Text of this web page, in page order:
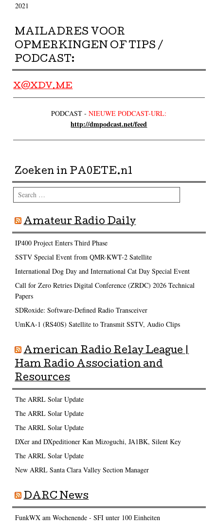
2021
MAILADRES VOOR
OPMERKINGEN OF TIPS /
PODCAST:
X@XDV.ME
PODCAST -NIEUWE PODCAST-URL:
http://dmpodcast.net/feed
Zoeken in PA0ETE.nl
Search
Amateur Radio Daily
IP400 Project Enters Third Phase
SSTV Special Event from QMR-KWT-2 Satellite
International Dog Day and International Cat Day Special Event
Call for Zero Retries Digital Conference (ZRDC) 2026 Technical
Papers
SDRoxide: Software-Defined Radio Transceiver
UmKA-1 (RS40S) Satellite to Transmit SSTV, Audio Clips
American Radio Relay League |
Ham Radio Association and
Resources
The ARRL Solar Update
The ARRL Solar Update
The ARRL Solar Update
DXer and DXpeditioner Kan Mizoguchi, JA1BK, Silent Key
The ARRL Solar Update
New ARRL Santa Clara Valley Section Manager
DARC News
FunkWX am Wochenende - SFI unter 100 Einheiten